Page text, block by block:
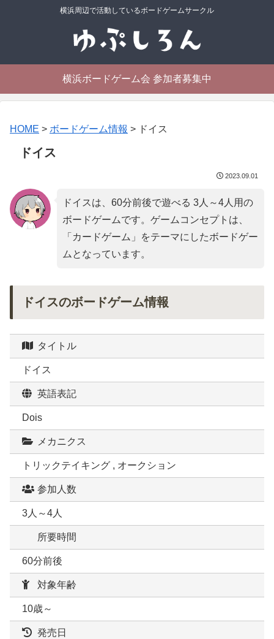
横浜周辺で活動しているボードゲームサークル
横浜ボードゲーム会 参加者募集中
HOME > ボードゲーム情報 > ドイス
ドイス
2023.09.01
ドイスは、60分前後で遊べる 3人～4人用の
ボードゲームです。ゲームコンセプトは、
「 カードゲーム 」をテーマにしたボードゲー
ムとなっています。
ドイスのボードゲーム情報
タイトル
ドイス
英語表記
Dois
メカニクス
トリックテイキング , オークション
参加人数
3人～4人
所要時間
60分前後
対象年齢
10歳～
発売日